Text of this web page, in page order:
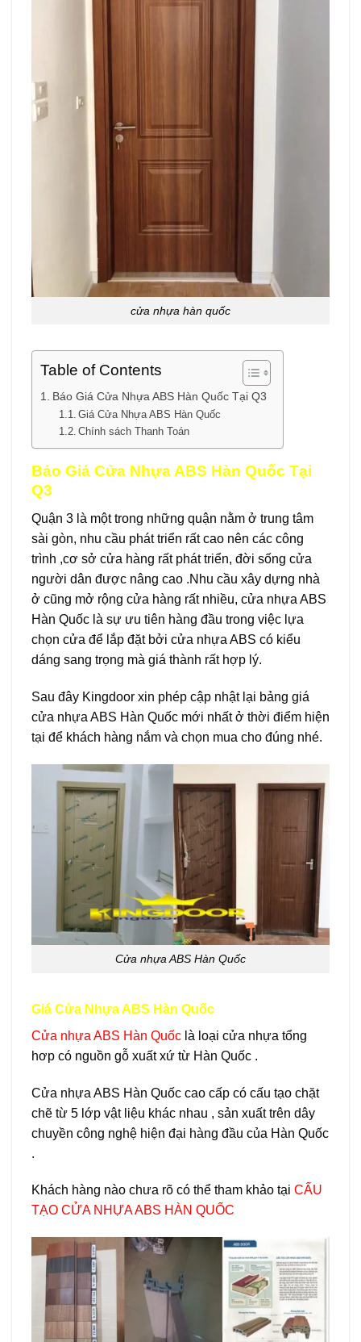
cửa nhựa hàn quốc
Table of Contents
Báo Giá Cửa Nhựa ABS Hàn Quốc Tại Q3
Giá Cửa Nhựa ABS Hàn Quốc
Chính sách Thanh Toán
Báo Giá Cửa Nhựa ABS Hàn Quốc Tại
Q3
Quận 3 là một trong những quận nằm ở trung tâm
sài gòn, nhu cầu phát triển rất cao nên các công
trình ,cơ sở cửa hàng rất phát triển, đời sống cửa
người dân được nâng cao .Nhu cầu xây dựng nhà
ở cũng mở rộng cửa hàng rất nhiều, cửa nhựa ABS
Hàn Quốc là sự ưu tiên hàng đầu trong việc lựa
chọn cửa để lắp đặt bởi cửa nhựa ABS có kiểu
dáng sang trọng mà giá thành rất hợp lý.
Sau đây Kingdoor xin phép cập nhật lại bảng giá
cửa nhựa ABS Hàn Quốc mới nhất ở thời điểm hiện
tại để khách hàng nắm và chọn mua cho đúng nhé.
Cửa nhựa ABS Hàn Quốc
Giá Cửa Nhựa ABS Hàn Quốc
Cửa nhựa ABS Hàn Quốc là loại cửa nhựa tổng
hơp có nguồn gỗ xuất xứ từ Hàn Quốc .
Cửa nhựa ABS Hàn Quốc cao cấp có cấu tạo chặt
chẽ từ 5 lớp vật liệu khác nhau , sản xuất trên dây
chuyền công nghệ hiện đại hàng đầu của Hàn Quốc
.
Khách hàng nào chưa rõ có thể tham khảo tại CẤU
TẠO CỬA NHỰA ABS HÀN QUỐC